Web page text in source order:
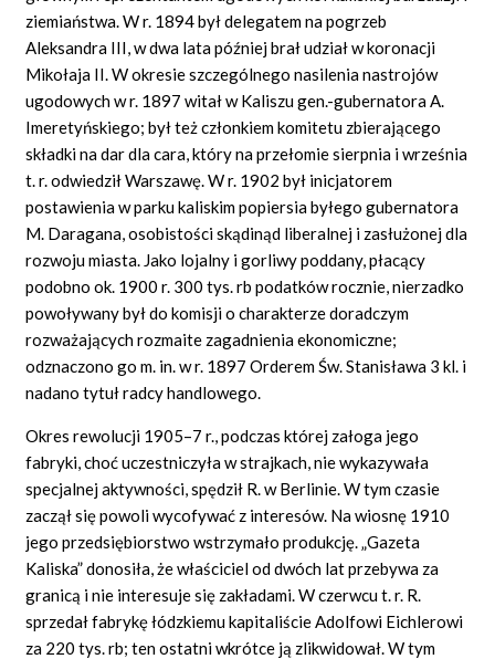
ziemiaństwa. W r. 1894 był delegatem na pogrzeb
Aleksandra III, w dwa lata później brał udział w koronacji
Mikołaja II. W okresie szczególnego nasilenia nastrojów
ugodowych w r. 1897 witał w Kaliszu gen.-gubernatora A.
Imeretyńskiego; był też członkiem komitetu zbierającego
składki na dar dla cara, który na przełomie sierpnia i września
t. r. odwiedził Warszawę. W r. 1902 był inicjatorem
postawienia w parku kaliskim popiersia byłego gubernatora
M. Daragana, osobistości skądinąd liberalnej i zasłużonej dla
rozwoju miasta. Jako lojalny i gorliwy poddany, płacący
podobno ok. 1900 r. 300 tys. rb podatków rocznie, nierzadko
powoływany był do komisji o charakterze doradczym
rozważających rozmaite zagadnienia ekonomiczne;
odznaczono go m. in. w r. 1897 Orderem Św. Stanisława 3 kl. i
nadano tytuł radcy handlowego.
Okres rewolucji 1905–7 r., podczas której załoga jego
fabryki, choć uczestniczyła w strajkach, nie wykazywała
specjalnej aktywności, spędził R. w Berlinie. W tym czasie
zaczął się powoli wycofywać z interesów. Na wiosnę 1910
jego przedsiębiorstwo wstrzymało produkcję. „Gazeta
Kaliska” donosiła, że właściciel od dwóch lat przebywa za
granicą i nie interesuje się zakładami. W czerwcu t. r. R.
sprzedał fabrykę łódzkiemu kapitaliście Adolfowi Eichlerowi
za 220 tys. rb; ten ostatni wkrótce ją zlikwidował. W tym